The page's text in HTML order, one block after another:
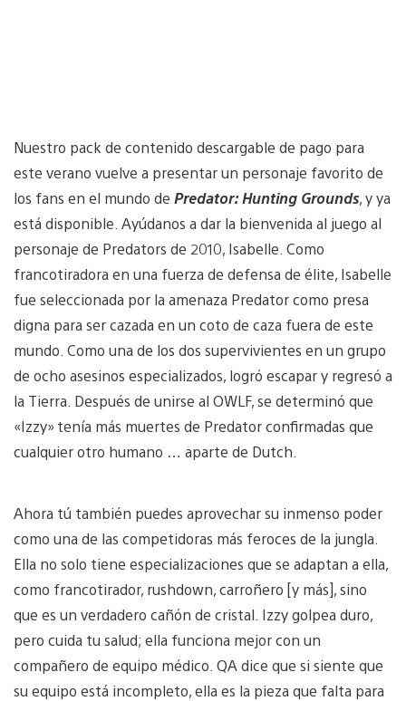
Nuestro pack de contenido descargable de pago para
este verano vuelve a presentar un personaje favorito de
los fans en el mundo de Predator: Hunting Grounds, y ya
está disponible. Ayúdanos a dar la bienvenida al juego al
personaje de Predators de 2010, Isabelle. Como
francotiradora en una fuerza de defensa de élite, Isabelle
fue seleccionada por la amenaza Predator como presa
digna para ser cazada en un coto de caza fuera de este
mundo. Como una de los dos supervivientes en un grupo
de ocho asesinos especializados, logró escapar y regresó a
la Tierra. Después de unirse al OWLF, se determinó que
«Izzy» tenía más muertes de Predator confirmadas que
cualquier otro humano … aparte de Dutch.
Ahora tú también puedes aprovechar su inmenso poder
como una de las competidoras más feroces de la jungla.
Ella no solo tiene especializaciones que se adaptan a ella,
como francotirador, rushdown, carroñero [y más], sino
que es un verdadero cañón de cristal. Izzy golpea duro,
pero cuida tu salud; ella funciona mejor con un
compañero de equipo médico. QA dice que si siente que
su equipo está incompleto, ella es la pieza que falta para